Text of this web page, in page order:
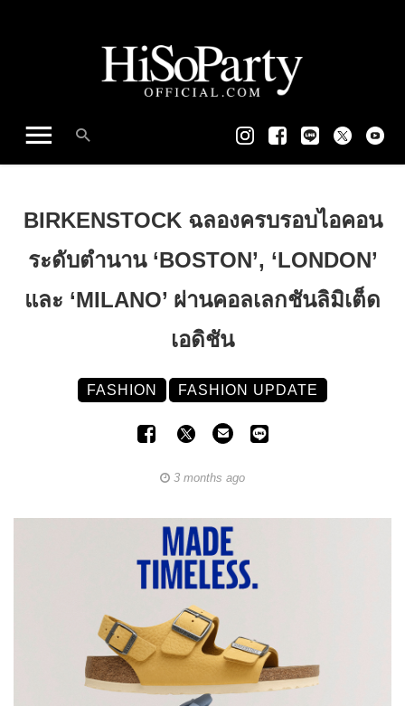
BIRKENSTOCK ฉลองครบรอบไอคอน
ระดับตำนาน ‘BOSTON’, ‘LONDON’
และ ‘MILANO’ ผ่านคอลเลกชันลิมิเต็ด
เอดิชัน
FASHION FASHION UPDATE
3 months ago